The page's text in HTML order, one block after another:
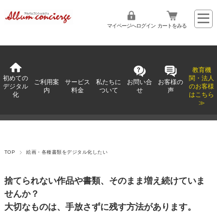
マイページへログイン カートをみる
初めての
デジタル
化
ご利用案
内
サービス
料金
私たちに
ついて
お問い合
せ
お客様の
声
教育機
関・法人
のお客様
はこちら
≫
TOP 絵画・各種書類をデジタル化したい
捨てられない作品や書類、そのまま増え続けていま
せんか？
大切なものは、手放さずに残す方法があります。